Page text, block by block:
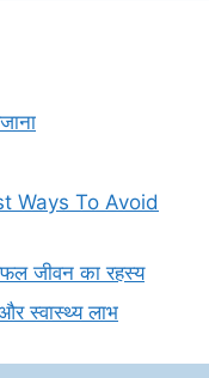
Ways To Avoid
जीवन का रहस्य
स्वास्थ्य लाभ